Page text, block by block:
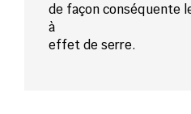
de façon conséquente
à
effet de serre.